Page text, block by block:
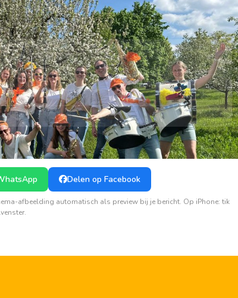
Delen op Facebook
afbeelding automatisch als preview bij je bericht. Op iPhone: tik